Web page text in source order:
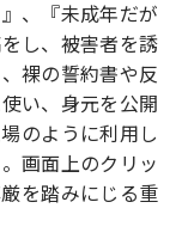
、『未成年だが
し、被害者を誘
裸の誓約書や反
い、身元を公開
のように利用し
画面上のクリッ
を踏みにじる重